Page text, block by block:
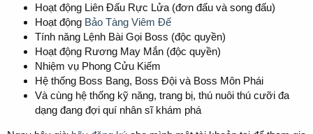
Hoạt động Liên Đấu Rực Lửa (đơn đấu và song đấu)
Hoạt động Bảo Tàng Viêm Đế
Tính năng Lệnh Bài Gọi Boss (độc quyền)
Hoạt động Rương May Mắn (độc quyền)
Nhiệm vụ Phong Cửu Kiếm
Hệ thống Boss Bang, Boss Đội và Boss Môn Phái
Và cùng hệ thống kỹ năng, trang bị, thú nuôi thú cưỡi đa
dạng đang đợi quí nhân sĩ khám phá